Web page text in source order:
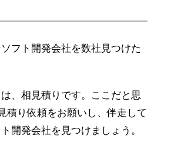
フト開発会社を数社見つけた
、相見積りです。ここだと思
積り依頼をお願いし、伴走して
開発会社を見つけましょう。